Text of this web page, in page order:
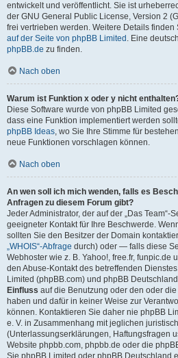
entwickelt und veröffentlicht. Sie ist
der GNU General Public License, Version 2
frei vertrieben werden. Weitere Details finden
auf der Seite von phpBB Limited . Eine
phpBB.de zu finden.
Nach oben
Warum ist Funktion x oder y nicht
Diese Software wurde von phpBB Limited
dass eine Funktion implementiert werden
phpBB Ideas, wo Sie Ihre Stimme für
neue Funktionen vorschlagen können.
Nach oben
An wen soll ich mich wenden, falls es
Anfragen zu diesem Forum gibt?
Jeder Administrator, der auf der „Das Team“-
geeigneter Kontakt für Ihre Beschwerde.
sollten Sie den Besitzer der Domain
„WHOIS“-Abfrage durch) oder — falls diese
Webhoster wie z. B. Yahoo!, free.fr,
den Abuse-Kontakt des betreffenden
Limited (phpBB.com) und phpBB
Einfluss auf die Benutzung oder den oder
haben und dafür in keiner Weise zur
können. Kontaktieren Sie daher nie phpBB
e. V. in Zusammenhang mit jeglichen
(Unterlassungserklärungen, Haftungsfragen
Website phpbb.com, phpbb.de oder die
Sie phpBB Limited oder phpBB Deutschland